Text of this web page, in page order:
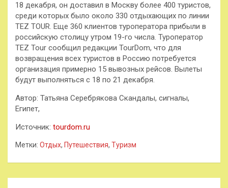
18 декабря, он доставил в Москву более 400 туристов,
среди которых было около 330 отдыхающих по линии
TEZ TOUR. Еще 360 клиентов туроператора прибыли в
российскую столицу утром 19-го числа. Туроператор
TEZ Tour сообщил редакции TourDom, что для
возвращения всех туристов в Россию потребуется
организация примерно 15 вывозных рейсов. Вылеты
будут выполняться с 18 по 21 декабря.
Автор: Татьяна Серебрякова Скандалы, сигналы,
Египет,
Источник: tourdom.ru
Метки: Отдых, Путешествия, Туризм